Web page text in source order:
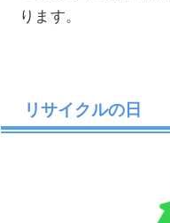
ります。
リサイクルの日